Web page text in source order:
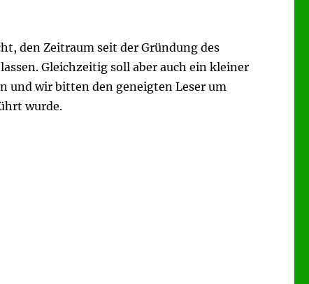
den Zeitraum seit der Gründung des
Gleichzeitig soll aber auch ein kleiner
und wir bitten den geneigten Leser um
wurde.